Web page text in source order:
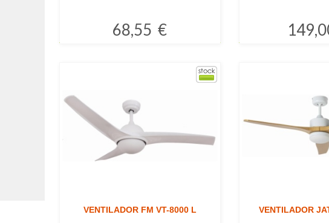
68,55 €
VENTILADOR FM VT-8000 L VENTILADOR